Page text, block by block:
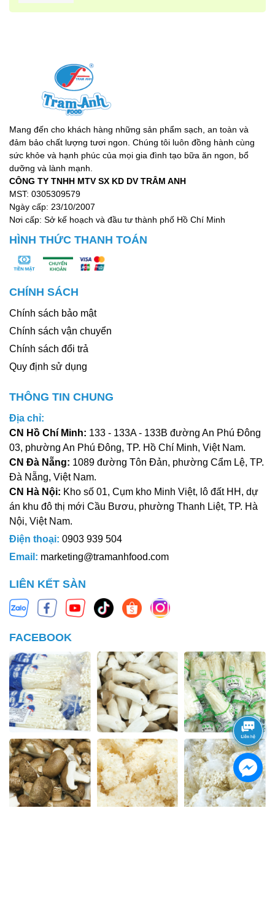
Mang đến cho khách hàng những sản phẩm sạch, an toàn và
đảm bảo chất lượng tươi ngon. Chúng tôi luôn đồng hành cùng
sức khỏe và hạnh phúc của mọi gia đình tạo bữa ăn ngon, bổ
dưỡng và lành mạnh.
CÔNG TY TNHH MTV SX KD DV TRÂM ANH
MST: 0305309579
Ngày cấp: 23/10/2007
Nơi cấp: Sở kế hoạch và đầu tư thành phố Hồ Chí Minh
HÌNH THỨC THANH TOÁN
CHÍNH SÁCH
Chính sách bảo mật
Chính sách vận chuyển
Chính sách đổi trả
Quy định sử dụng
THÔNG TIN CHUNG
Địa chỉ:
CN Hồ Chí Minh: 133 - 133A - 133B đường An Phú Đông
03, phường An Phú Đông, TP. Hồ Chí Minh, Việt Nam.
CN Đà Nẵng: 1089 đường Tôn Đản, phường Cẩm Lệ, TP.
Đà Nẵng, Việt Nam.
CN Hà Nội: Kho số 01, Cụm kho Minh Việt, lô đất HH, dự
án khu đô thị mới Cầu Bươu, phường Thanh Liệt, TP. Hà
Nội, Việt Nam.
Điện thoại: 0903 939 504
Email: marketing@tramanhfood.com
LIÊN KẾT SÀN
FACEBOOK